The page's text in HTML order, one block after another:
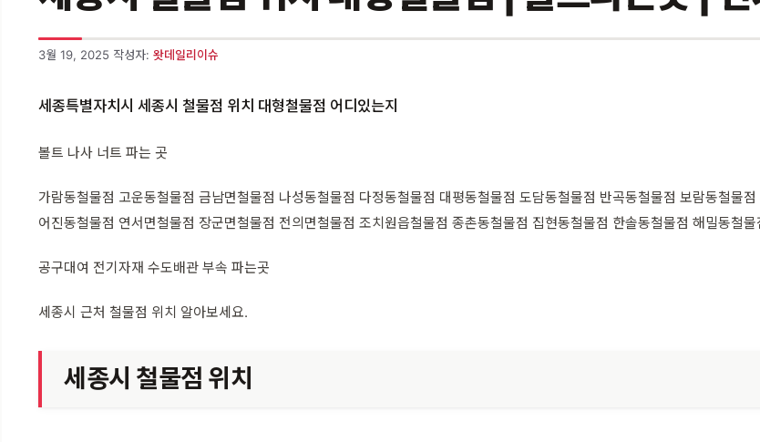
3월 19, 2025 작성자: 왓데일리이슈
세종특별자치시 세종시 철물점 위치 대형철물점 어디있는지
볼트 나사 너트 파는 곳
가람동철물점 고운동철물점 금남면철물점 나성동철물점 다정동철물점 대평동철물점 도담동철물점 반곡동철물점 보람동철물
어진동철물점 연서면철물점 장군면철물점 전의면철물점 조치원읍철물점 종촌동철물점 집현동철물점 한솔동철물점 해밀동철물
공구대여 전기자재 수도배관 부속 파는곳
세종시 근처 철물점 위치 알아보세요.
세종시 철물점 위치